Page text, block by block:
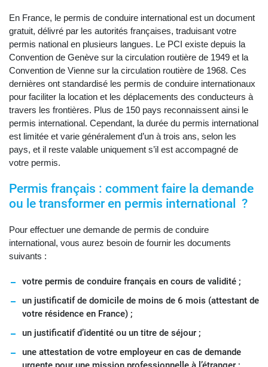
En France, le permis de conduire international est un document
gratuit, délivré par les autorités françaises, traduisant votre
permis national en plusieurs langues. Le PCI existe depuis la
Convention de Genève sur la circulation routière de 1949 et la
Convention de Vienne sur la circulation routière de 1968. Ces
dernières ont standardisé les permis de conduire internationaux
pour faciliter la location et les déplacements des conducteurs à
travers les frontières. Plus de 150 pays reconnaissent ainsi le
permis international. Cependant, la durée du permis international
est limitée et varie généralement d’un à trois ans, selon les
pays, et il reste valable uniquement s’il est accompagné de
votre permis.
Permis français : comment faire la demande
ou le transformer en permis international ?
Pour effectuer une demande de permis de conduire
international, vous aurez besoin de fournir les documents
suivants :
votre permis de conduire français en cours de validité ;
un justificatif de domicile de moins de 6 mois (attestant de
votre résidence en France) ;
un justificatif d’identité ou un titre de séjour ;
une attestation de votre employeur en cas de demande